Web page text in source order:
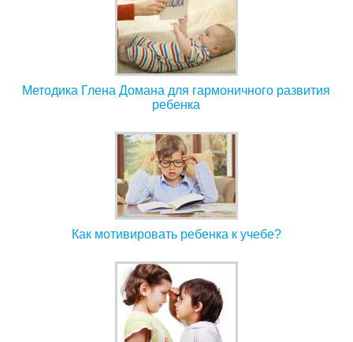
Методика Глена Домана для гармоничного развития
ребенка
Как мотивировать ребенка к учебе?